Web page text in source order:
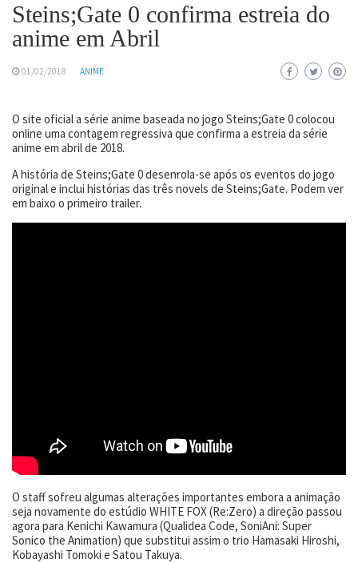
Steins;Gate 0 confirma estreia do
anime em Abril
01/02/2018 ANIME
O site oficial a série anime baseada no jogo Steins;Gate 0 colocou
online uma contagem regressiva que confirma a estreia da série
anime em abril de 2018.
A história de Steins;Gate 0 desenrola-se após os eventos do jogo
original e inclui histórias das três novels de Steins;Gate. Podem ver
em baixo o primeiro trailer.
O staff sofreu algumas alterações importantes embora a animação
seja novamente do estúdio WHITE FOX (Re:Zero) a direção passou
agora para Kenichi Kawamura (Qualidea Code, SoniAni: Super
Sonico the Animation) que substitui assim o trio Hamasaki Hiroshi,
Kobayashi Tomoki e Satou Takuya.